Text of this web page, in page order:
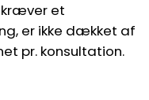
kræver et
er ikke dækket af
pr. konsultation.